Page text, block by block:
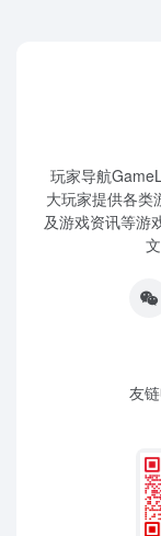
玩家导航
大玩家提供各类
及游戏资讯等游
友